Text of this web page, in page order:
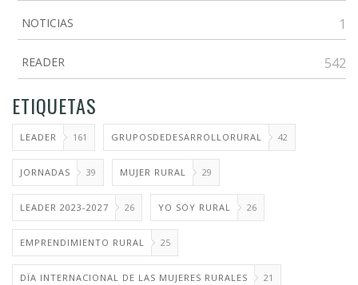
NOTICIAS 1
READER 542
ETIQUETAS
LEADER 161 GRUPOSDEDESARROLLORURAL 42
JORNADAS 39 MUJER RURAL 29
LEADER 2023-2027 26 YO SOY RURAL 26
EMPRENDIMIENTO RURAL 25
DÏA INTERNACIONAL DE LAS MUJERES RURALES 21